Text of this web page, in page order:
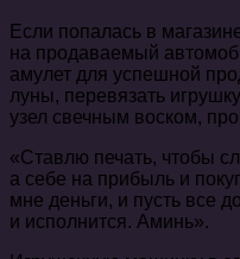
Если попалась в
на продаваемый
амулет для успешной
луны, перевязать
узел свечным воском,
«Ставлю печать, чтобы
а себе на прибыль и
мне деньги, и пусть все
и исполнится. Аминь».